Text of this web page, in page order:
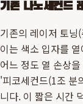
기존 나노세컨드
기존의 레이저 토
이는 색소 입자를
어느 정도 열 손상
'피코세컨드(1조 분
니다. 이 짧은 시간